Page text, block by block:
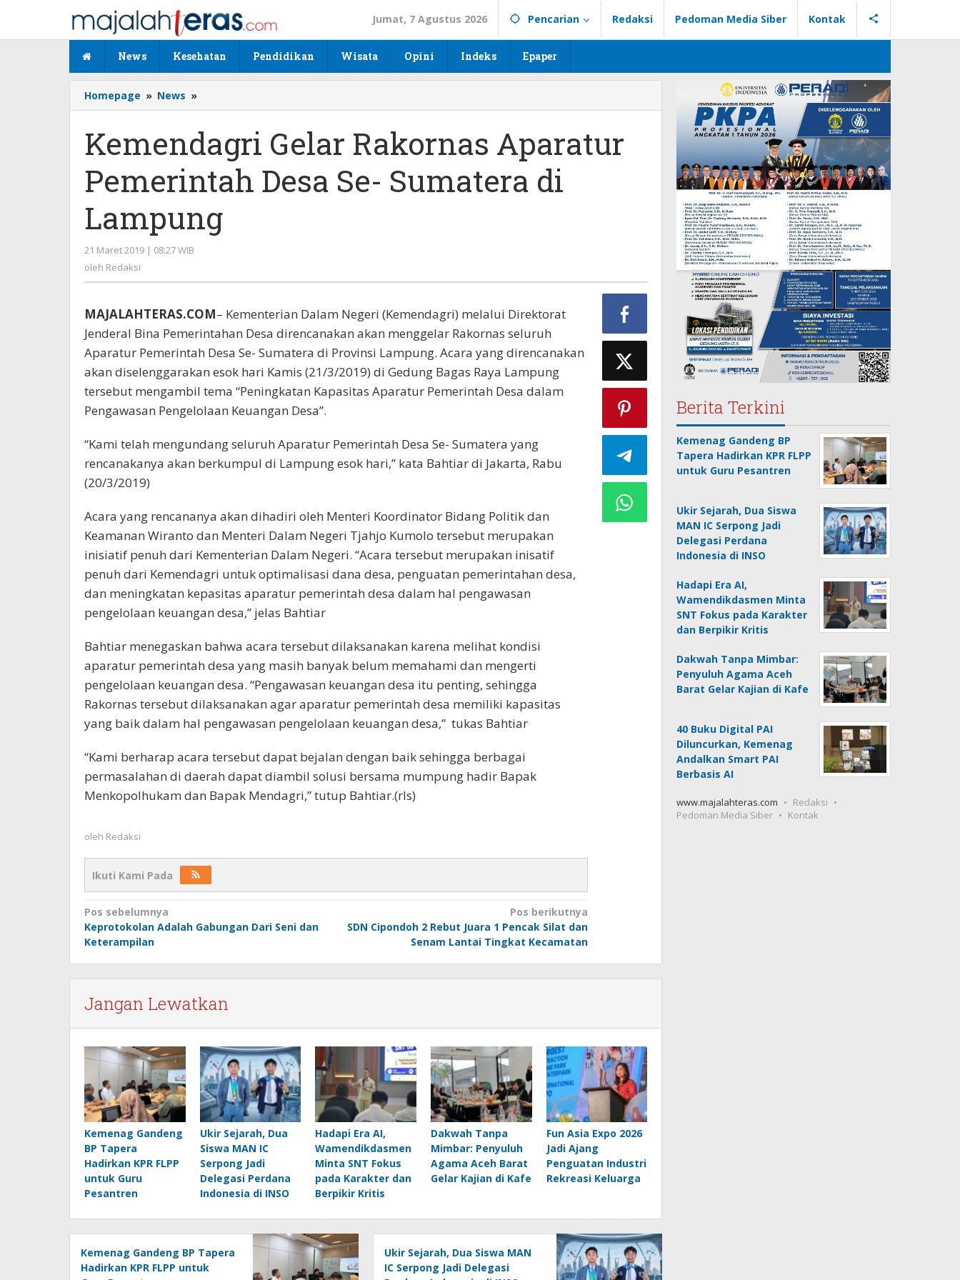
konten
Jumat, 7 Agustus 2026 Pencarian Redaksi Pedoman Media Siber Kontak
News Kesehatan Pendidikan Wisata Opini Indeks Epaper
Homepage » News »
Gelar
Aparatur
Pemerintah
Desa
Se-
di
Lampung
Kemendagri Gelar Rakornas Aparatur
Pemerintah Desa Se- Sumatera di
Lampung
21 Maret 2019 | 08:27 WIB
oleh Redaksi
MAJALAHTERAS.COM– Kementerian Dalam Negeri (Kemendagri) melalui Direktorat
Jenderal Bina Pemerintahan Desa direncanakan akan menggelar Rakornas seluruh
Aparatur Pemerintah Desa Se- Sumatera di Provinsi Lampung. Acara yang direncanakan
akan diselenggarakan esok hari Kamis (21/3/2019) di Gedung Bagas Raya Lampung
tersebut mengambil tema “Peningkatan Kapasitas Aparatur Pemerintah Desa dalam
Pengawasan Pengelolaan Keuangan Desa”.
“Kami telah mengundang seluruh Aparatur Pemerintah Desa Se- Sumatera yang
rencanakanya akan berkumpul di Lampung esok hari,” kata Bahtiar di Jakarta, Rabu
(20/3/2019)
Acara yang rencananya akan dihadiri oleh Menteri Koordinator Bidang Politik dan
Keamanan Wiranto dan Menteri Dalam Negeri Tjahjo Kumolo tersebut merupakan
inisiatif penuh dari Kementerian Dalam Negeri. “Acara tersebut merupakan inisatif
penuh dari Kemendagri untuk optimalisasi dana desa, penguatan pemerintahan desa,
dan meningkatan kepasitas aparatur pemerintah desa dalam hal pengawasan
pengelolaan keuangan desa,” jelas Bahtiar
Bahtiar menegaskan bahwa acara tersebut dilaksanakan karena melihat kondisi
aparatur pemerintah desa yang masih banyak belum memahami dan mengerti
pengelolaan keuangan desa. “Pengawasan keuangan desa itu penting, sehingga
Rakornas tersebut dilaksanakan agar aparatur pemerintah desa memiliki kapasitas
yang baik dalam hal pengawasan pengelolaan keuangan desa,” tukas Bahtiar
“Kami berharap acara tersebut dapat bejalan dengan baik sehingga berbagai
permasalahan di daerah dapat diambil solusi bersama mumpung hadir Bapak
Menkopolhukam dan Bapak Mendagri,” tutup Bahtiar.(rls)
oleh Redaksi
Ikuti Kami Pada
Navigasi
pos
Pos sebelumnya
Keprotokolan Adalah Gabungan Dari Seni dan
Keterampilan
Pos berikutnya
SDN Cipondoh 2 Rebut Juara 1 Pencak Silat dan
Senam Lantai Tingkat Kecamatan
Jangan Lewatkan
Kemenag Gandeng
BP Tapera
Hadirkan KPR FLPP
untuk Guru
Pesantren
Ukir Sejarah, Dua
Siswa MAN IC
Serpong Jadi
Delegasi Perdana
Indonesia di INSO
Hadapi Era AI,
Wamendikdasmen
Minta SNT Fokus
pada Karakter dan
Berpikir Kritis
Dakwah Tanpa
Mimbar: Penyuluh
Agama Aceh Barat
Gelar Kajian di Kafe
Fun Asia Expo 2026
Jadi Ajang
Penguatan Industri
Rekreasi Keluarga
Kemenag Gandeng BP Tapera
Hadirkan KPR FLPP untuk
Ukir Sejarah, Dua Siswa MAN
IC Serpong Jadi Delegasi
Berita Terkini
Kemenag Gandeng BP
Tapera Hadirkan KPR FLPP
untuk Guru Pesantren
Ukir Sejarah, Dua Siswa
MAN IC Serpong Jadi
Delegasi Perdana
Indonesia di INSO
Hadapi Era AI,
Wamendikdasmen Minta
SNT Fokus pada Karakter
dan Berpikir Kritis
Dakwah Tanpa Mimbar:
Penyuluh Agama Aceh
Barat Gelar Kajian di Kafe
40 Buku Digital PAI
Diluncurkan, Kemenag
Andalkan Smart PAI
Berbasis AI
www.majalahteras.com
Redaksi
Pedoman Media Siber
Kontak